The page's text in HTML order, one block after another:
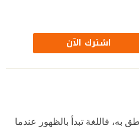
اشترك الآن
به، فاللغة تبدأ بالظهور عندما